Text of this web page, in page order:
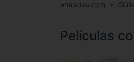
entradas.com
Películas